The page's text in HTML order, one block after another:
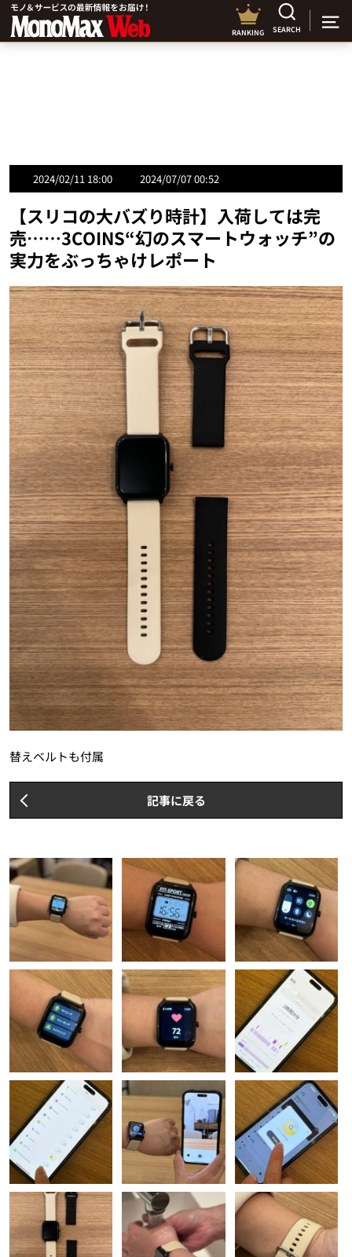
RANKING SEARCH
2024/02/11 18:00 2024/07/07 00:52
【スリコの大バズり時計】入荷しては完
売……3COINS“幻のスマートウォッチ”の
実力をぶっちゃけレポート
替えベルトも付属
記事に戻る